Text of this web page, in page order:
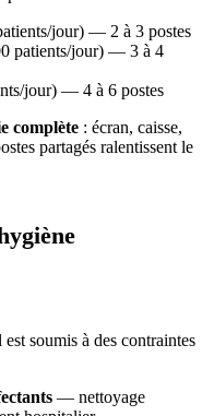
jour) — 2 à 3 postes
patients/jour) — 3 à 4
jour) — 4 à 6 postes
complète : écran, caisse,
partagés ralentissent le
soumis à des contraintes
— nettoyage